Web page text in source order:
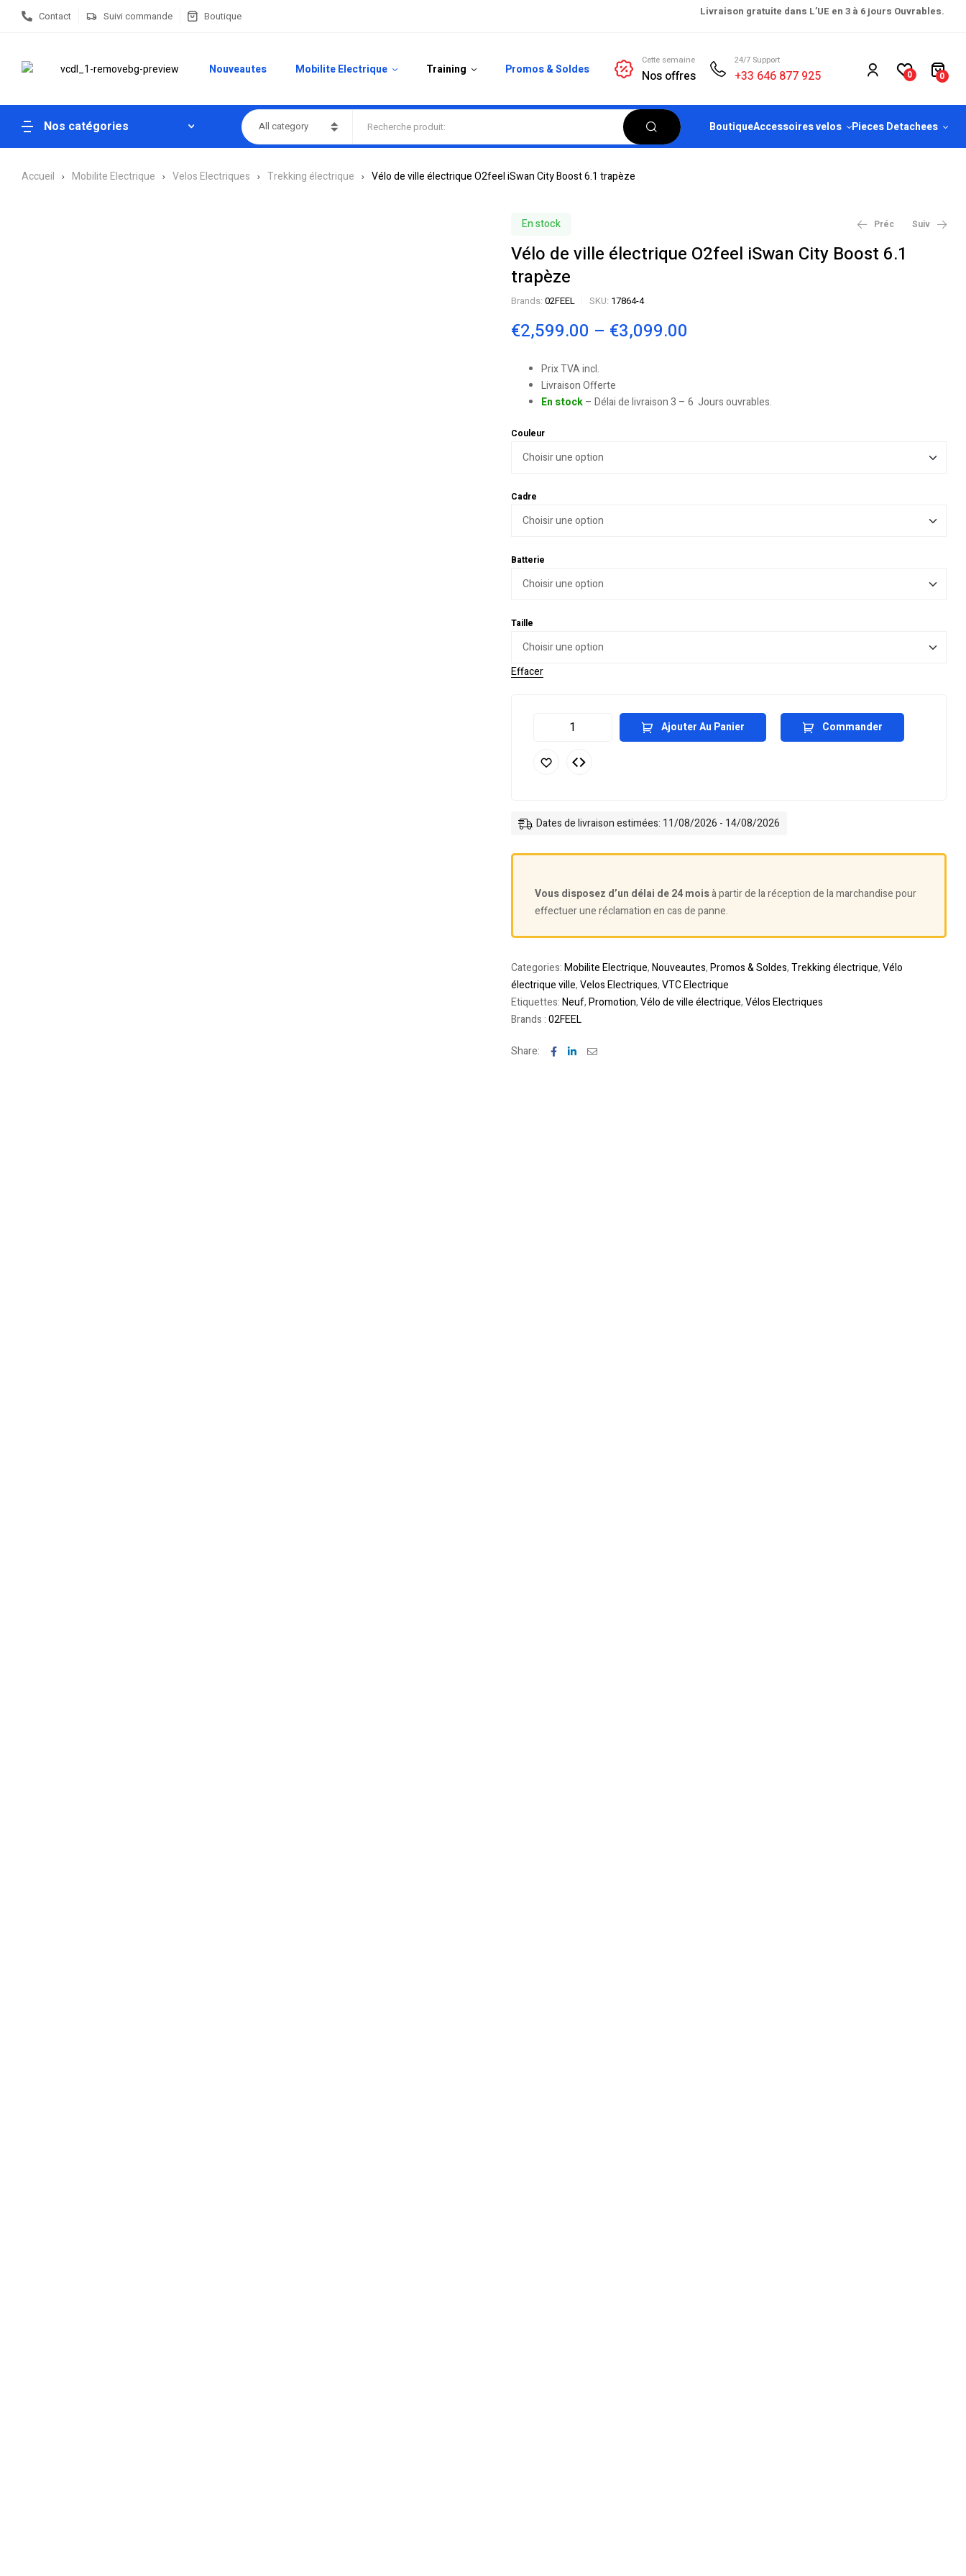
Contact Suivi commande Boutique Livraison gratuite dans L’UE en 3 à 6 jours Ouvrables.
Nouveautes Mobilite Electrique Training Promos & Soldes
Cette semaine
Nos offres
24/7 Support
+33 646 877 925 0 0
Nos catégories All category BoutiqueAccessoires velos Pieces Detachees
Accueil Mobilite Electrique Velos Electriques Trekking électrique Vélo de ville électrique O2feel iSwan City Boost 6.1 trapèze
En stock Préc Suiv
Vélo de ville électrique O2feel iSwan City Boost 6.1
trapèze
Brands: 02FEEL SKU: 17864-4
€2,599.00 – €3,099.00
Prix TVA incl.
Livraison Offerte
En stock – Délai de livraison 3 – 6 Jours ouvrables.
Couleur
Cadre
Batterie
Taille
Effacer
Ajouter Au Panier Commander
Dates de livraison estimées: 11/08/2026 - 14/08/2026
Vous disposez d’un délai de 24 moisà partir de la réception de la marchandise pour
effectuer une réclamation en cas de panne.
Categories:Mobilite Electrique,Nouveautes,Promos & Soldes,Trekking électrique,Vélo
électrique ville,Velos Electriques,VTC Electrique
Etiquettes:Neuf,Promotion,Vélo de ville électrique,Vélos Electriques
Brands :02FEEL
Share: Facebook
LinkedinEmail